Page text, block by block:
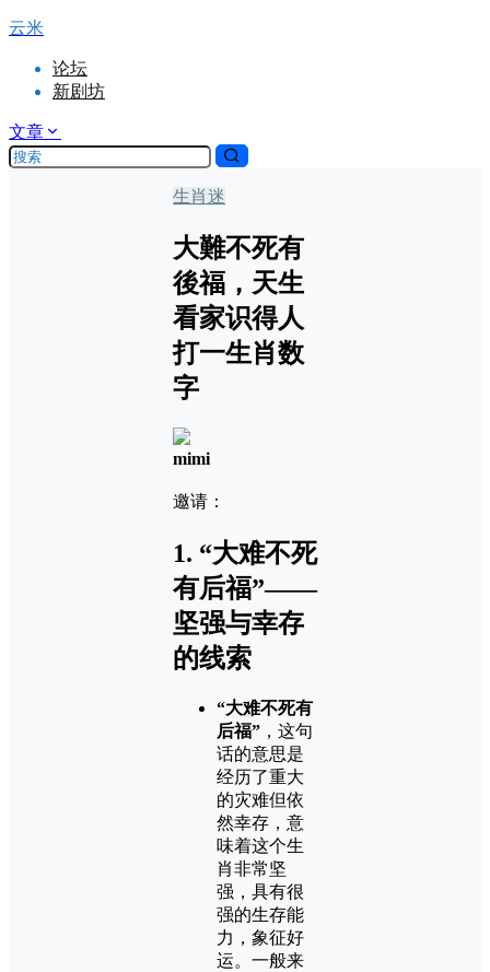
云米
论坛
新剧坊
文章
生肖迷
大難不死有
後福，天生
看家识得人
打一生肖数
字
mimi
邀请：
1. “大难不死
有后福”——
坚强与幸存
的线索
“大难不死有
后福” ，这句
话的意思是
经历了重大
的灾难但依
然幸存，意
味着这个生
肖非常坚
强，具有很
强的生存能
力，象征好
运。一般来